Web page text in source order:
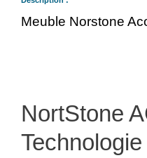
Meuble Norstone
NortStone